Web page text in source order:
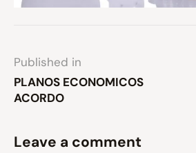
Published in
PLANOS ECONOMICOS
ACORDO
Leave a comment